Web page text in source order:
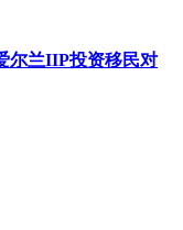
尔兰IIP投资移民对